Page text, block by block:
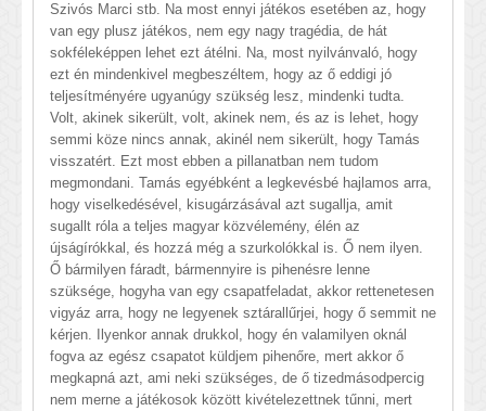
Szivós Marci stb. Na most ennyi játékos esetében az, hogy
van egy plusz játékos, nem egy nagy tragédia, de hát
sokféleképpen lehet ezt átélni. Na, most nyilvánvaló, hogy
ezt én mindenkivel megbeszéltem, hogy az ő eddigi jó
teljesítményére ugyanúgy szükség lesz, mindenki tudta.
Volt, akinek sikerült, volt, akinek nem, és az is lehet, hogy
semmi köze nincs annak, akinél nem sikerült, hogy Tamás
visszatért. Ezt most ebben a pillanatban nem tudom
megmondani. Tamás egyébként a legkevésbé hajlamos arra,
hogy viselkedésével, kisugárzásával azt sugallja, amit
sugallt róla a teljes magyar közvélemény, élén az
újságírókkal, és hozzá még a szurkolókkal is. Ő nem ilyen.
Ő bármilyen fáradt, bármennyire is pihenésre lenne
szüksége, hogyha van egy csapatfeladat, akkor rettenetesen
vigyáz arra, hogy ne legyenek sztárallűrjei, hogy ő semmit ne
kérjen. Ilyenkor annak drukkol, hogy én valamilyen oknál
fogva az egész csapatot küldjem pihenőre, mert akkor ő
megkapná azt, ami neki szükséges, de ő tizedmásodpercig
nem merne a játékosok között kivételezettnek tűnni, mert